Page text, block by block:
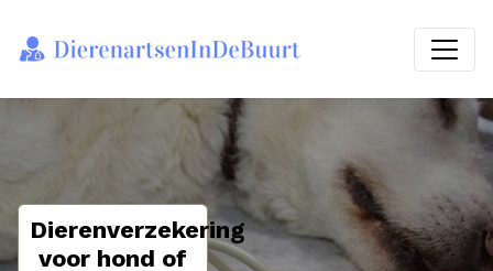
Dierenverzekering
voor hond of